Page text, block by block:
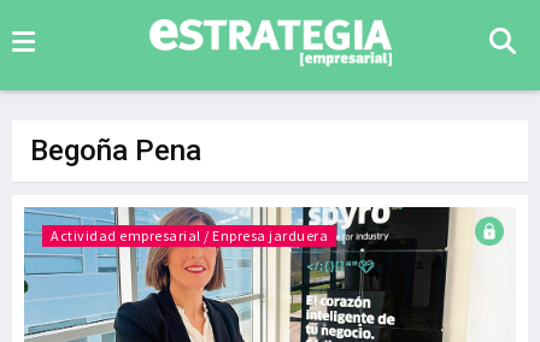
Begoña Pena
Actividad empresarial / Enpresa jarduera